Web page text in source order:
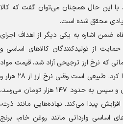
با این حال همچنان می‌توان گفت که کالا
محقق شده است.
ضمن اشاره به یکی دیگر از اهداف اجرای
از تولیدکنندگان کالا‌های اساسی و
که نرخ ارز ترجیحی آزاد شد، قیمت مواد
اولیه و نهاده‌های تولید افزایش پیدا کرد. طبیعی است وقتی نرخ ارز از ۲۸ هزار و
۵۰۰ تومان به حدود ۱۱۲ هزار تومان و سپس به حدود ۱۴۷ هزار تومان می‌رسد،
پیدا می‌کند. نهاده‌هایی مانند ذرت،
اساسی وارداتی مانند روغن خام، برنج